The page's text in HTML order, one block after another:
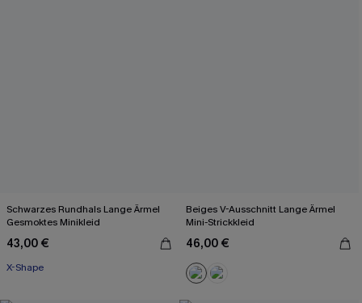
Schwarzes Rundhals Lange Ärmel
Gesmoktes Minikleid
43,00 €
X-Shape
Beiges V-Ausschnitt Lange Ärmel
Mini-Strickkleid
46,00 €